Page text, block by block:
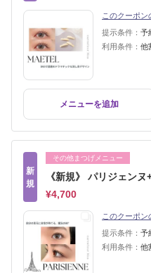
このクーポン
提示条件： 予
利用条件： 他
メニューを追加
新
規
その他まつげメニュー
《新規》 パリジェン
¥4,700
このクーポン
提示条件： 予
利用条件： 他